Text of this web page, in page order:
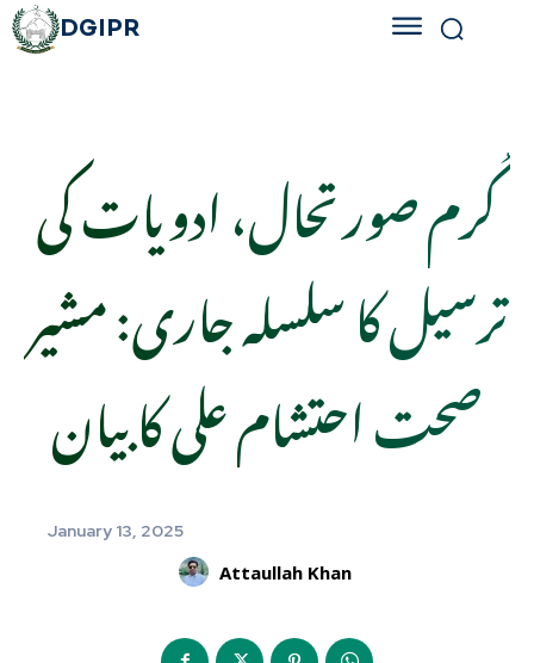
DGIPR
کُرم صورتحال، ادویات کی
ترسیل کا سلسلہ جاری: مشیر
صحت احتشام علی کا بیان
January 13, 2025
Attaullah Khan